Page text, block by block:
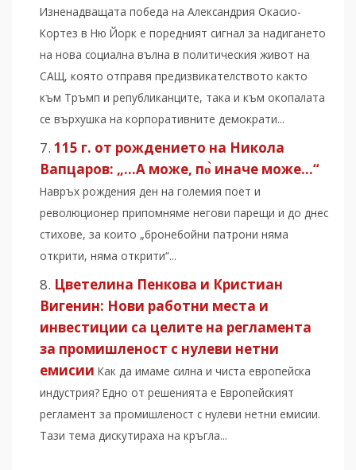
Изненадващата победа на Александрия Окасио-
Кортез в Ню Йорк е поредният сигнал за надигането
на нова социална вълна в политическия живот на
САЩ, която отправя предизвикателството както
към Тръмп и републиканците, така и към окопалата
се върхушка на корпоративните демократи...
115 г. от рождението на Никола
Вапцаров: „…А може, по̀ иначе може…“
Навръх рождения ден на големия поет и
революционер припомняме негови парещи и до днес
стихове, за които „бронебойни патрони няма
открити, няма открити“...
Цветелина Пенкова и Кристиан
Вигенин: Нови работни места и
инвестиции са целите на регламента
за промишленост с нулеви нетни
емисии Как да имаме силна и чиста европейска
индустрия? Едно от решенията е Европейският
регламент за промишленост с нулеви нетни емисии.
Тази тема дискутираха на кръгла...